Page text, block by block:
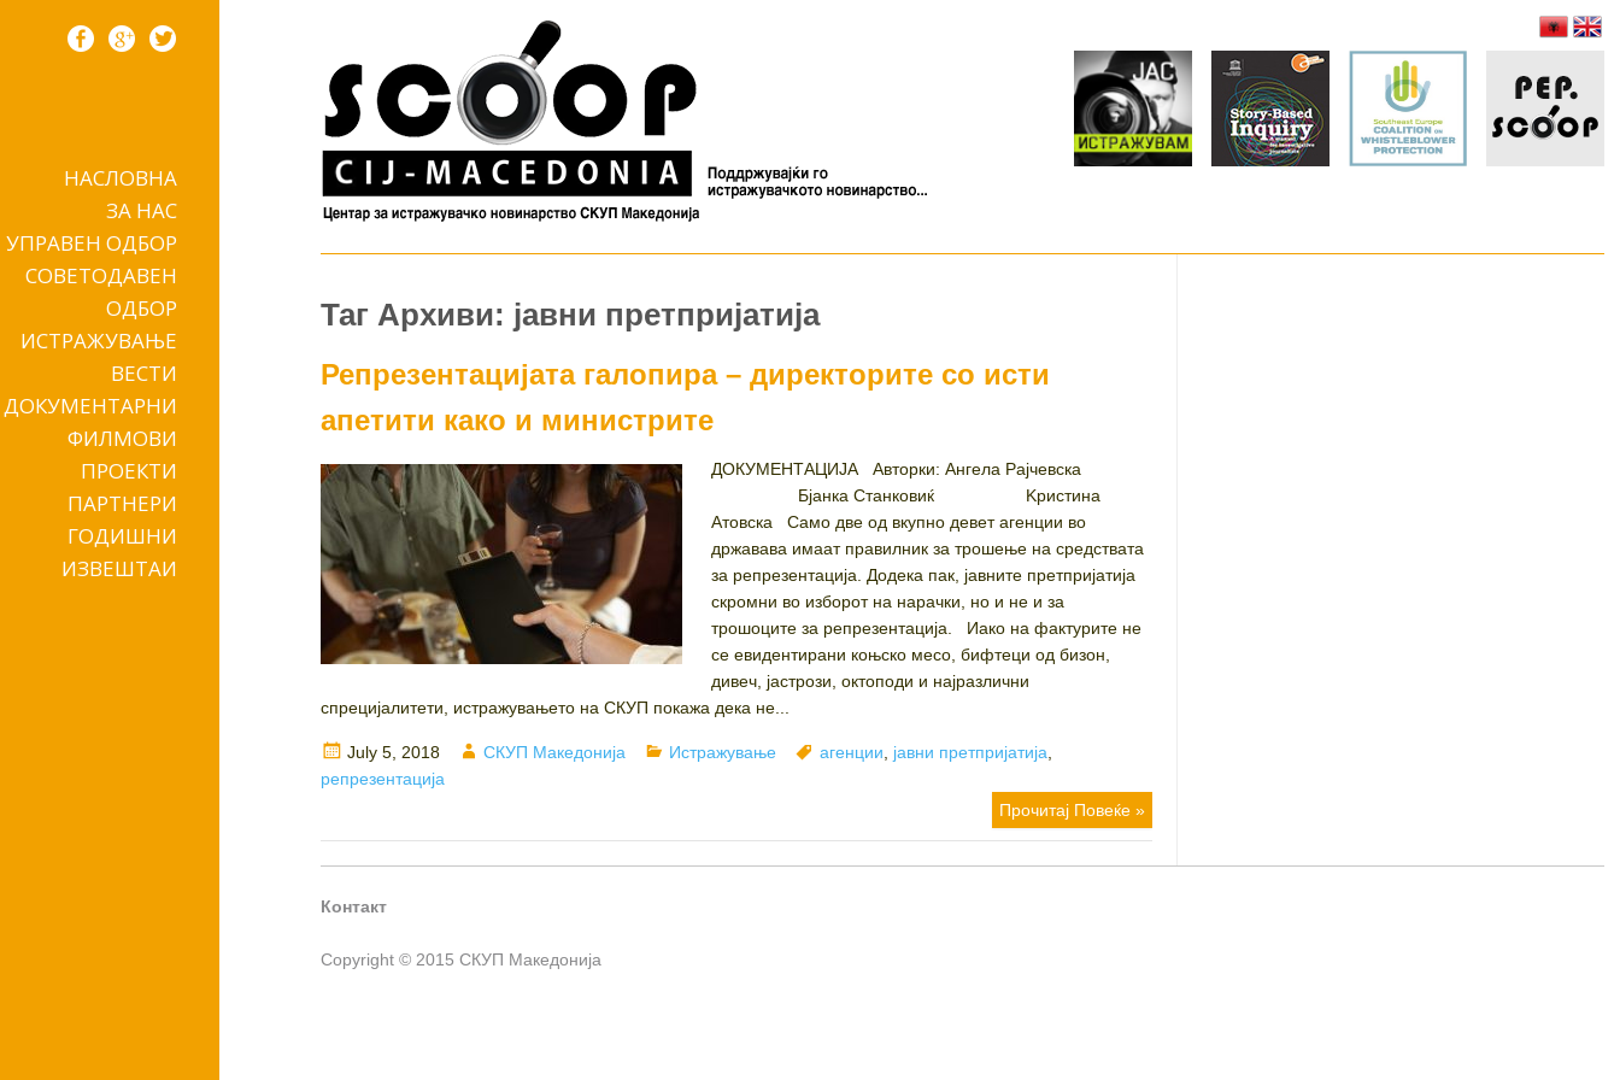
Skip to contentНАСЛОВНА
ЗА НАС
УПРАВЕН ОДБОР
СОВЕТОДАВЕН
ОДБОР
ИСТРАЖУВАЊЕ
ВЕСТИ
ДОКУМЕНТАРНИ
ФИЛМОВИ
ПРОЕКТИ
ПАРТНЕРИ
ГОДИШНИ
ИЗВЕШТАИ
Таг Архиви: јавни претпријатија
Репрезентацијата галопира – директорите со исти
апетити како и министрите
ДОКУМЕНТАЦИЈА Авторки: Ангела Рајчевска
Бјанка Станковиќ Kристина
Атовска Само две од вкупно девет агенции во
државава имаат правилник за трошење на средствата
за репрезентација. Додека пак, јавните претпријатија
скромни во изборот на нарачки, но и не и за
трошоците за репрезентација. Иако на фактурите не
се евидентирани коњско месо, бифтеци од бизон,
дивеч, јастрози, октоподи и најразлични
спрецијалитети, истражувањето на СКУП покажа дека не...
Posted
on
July 5, 2018 Author
СКУП Македонија Categories
Истражување Tags
агенции јавни претпријатија
репрезентација
Прочитај Повеќе »
Контакт
Copyright © 2015 СКУП Македонија